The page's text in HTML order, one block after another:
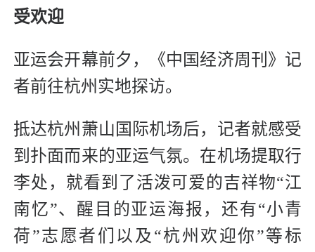
受欢迎
亚运会开幕前夕，《中国经济周刊》记
者前往杭州实地探访。
抵达杭州萧山国际机场后，记者就感受
到扑面而来的亚运气氛。在机场提取行
李处，就看到了活泼可爱的吉祥物“江
南忆”、醒目的亚运海报，还有“小青
荷”志愿者们以及“杭州欢迎你”等标